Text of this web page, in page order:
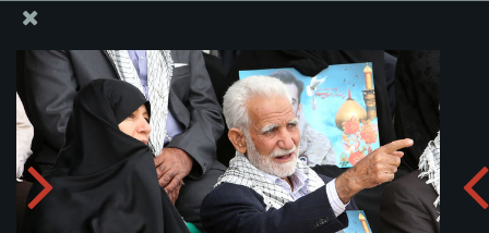
Ali Məqamlı Rəhbərin informasiya bloku
Ali Məqamlı Rəhbər İmam Hüseyn (ə) adına Hərbi
Akademiyanın buraxılış mərasimində iştirak etdi
Albomu yüklə: